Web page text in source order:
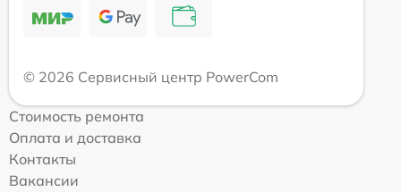
© 2026 Сервисный центр PowerCom
Стоимость ремонта
Оплата и доставка
Контакты
Вакансии